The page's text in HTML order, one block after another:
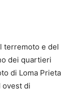
terremoto e del
dei quartieri
di Loma Prieta
ovest di